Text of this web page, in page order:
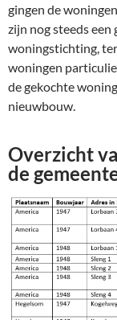
gingen de
zijn nog steeds
woningstichting,
woningen
de gekochte
nieuwbouw.
Overzicht
de